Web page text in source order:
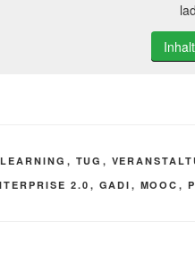
, TUG ,
2.0 , GADI , MOOC ,